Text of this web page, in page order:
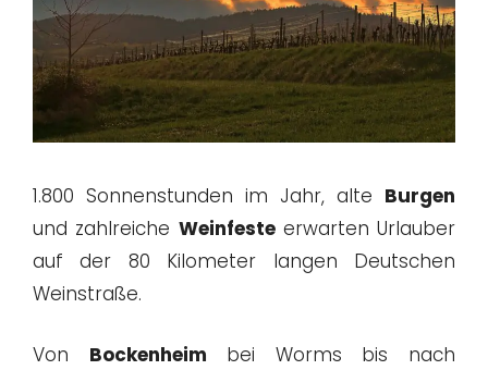
1.800 Sonnenstunden im Jahr, alte Burgen
und zahlreiche Weinfesteerwarten Urlauber
auf der 80 Kilometer langen Deutschen
Weinstraße.
Von Bockenheim bei Worms bis nach